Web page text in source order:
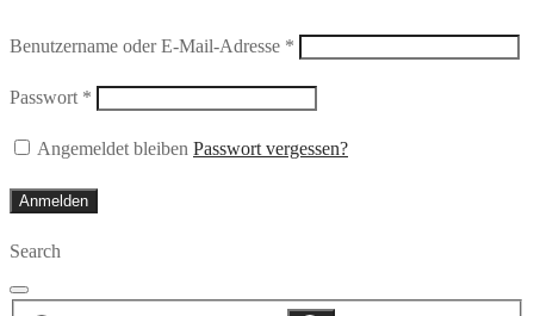
Benutzername oder E-Mail-Adresse *
Passwort *
Angemeldet bleiben Passwort vergessen?
Anmelden
Search